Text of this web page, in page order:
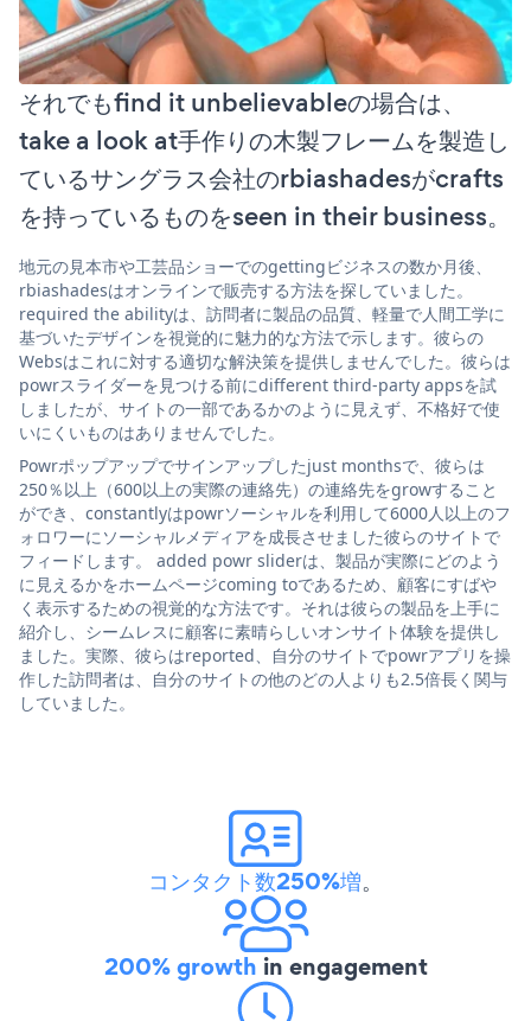
それでもfind it unbelievableの場合は、
take a look at手作りの木製フレームを製造し
ているサングラス会社のrbiashadesがcrafts
を持っているものをseen in their business。
地元の見本市や工芸品ショーでのgettingビジネスの数か月後、
rbiashadesはオンラインで販売する方法を探していました。
required the abilityは、訪問者に製品の品質、軽量で人間工学に
基づいたデザインを視覚的に魅力的な方法で示します。彼らの
Websはこれに対する適切な解決策を提供しませんでした。彼らは
powrスライダーを見つける前にdifferent third-party appsを試
しましたが、サイトの一部であるかのように見えず、不格好で使
いにくいものはありませんでした。
Powrポップアップでサインアップしたjust monthsで、彼らは
250％以上（600以上の実際の連絡先）の連絡先をgrowすること
ができ、constantlyはpowrソーシャルを利用して6000人以上のフ
ォロワーにソーシャルメディアを成長させました彼らのサイトで
フィードします。 added powr sliderは、製品が実際にどのよう
に見えるかをホームページcoming toであるため、顧客にすばや
く表示するための視覚的な方法です。それは彼らの製品を上手に
紹介し、シームレスに顧客に素晴らしいオンサイト体験を提供し
ました。実際、彼らはreported、自分のサイトでpowrアプリを操
作した訪問者は、自分のサイトの他のどの人よりも2.5倍長く関与
していました。
コンタクト数250%増。
200% growth in engagement